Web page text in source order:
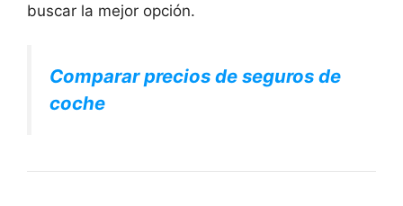
buscar la mejor opción.
Comparar precios de seguros de
coche